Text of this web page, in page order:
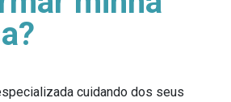
cuidando dos seus